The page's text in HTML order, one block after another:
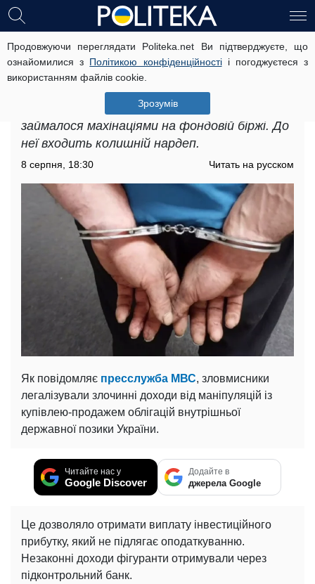
Продовжуючи переглядати Politeka.net Ви підтверджуєте, що
ознайомилися з Політикою конфіденційностіі погоджуєтеся з
використанням файлів cookie.
Зрозумів
Поліція затримала екс-нардепа: за
що йому загрожує до 15 років
в'язниці
Розкрито злочинне угруповання, яке
займалося махінаціями на фондовій біржі. До
неї входить колишній нардеп.
8 серпня, 18:30 Читать на русском
Як повідомляє пресслужба МВС, зловмисники
легалізували злочинні доходи від маніпуляцій із
купівлею-продажем облігацій внутрішньої
державної позики України.
Читайте нас у
Google Discover
Додайте в
джерела Google
Це дозволяло отримати виплату інвестиційного
прибутку, який не підлягає оподаткуванню.
Незаконні доходи фігуранти отримували через
підконтрольний банк.